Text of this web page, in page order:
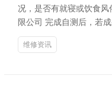
况，是否有就寝或饮食
限公司 完成自测后，若
维修资讯